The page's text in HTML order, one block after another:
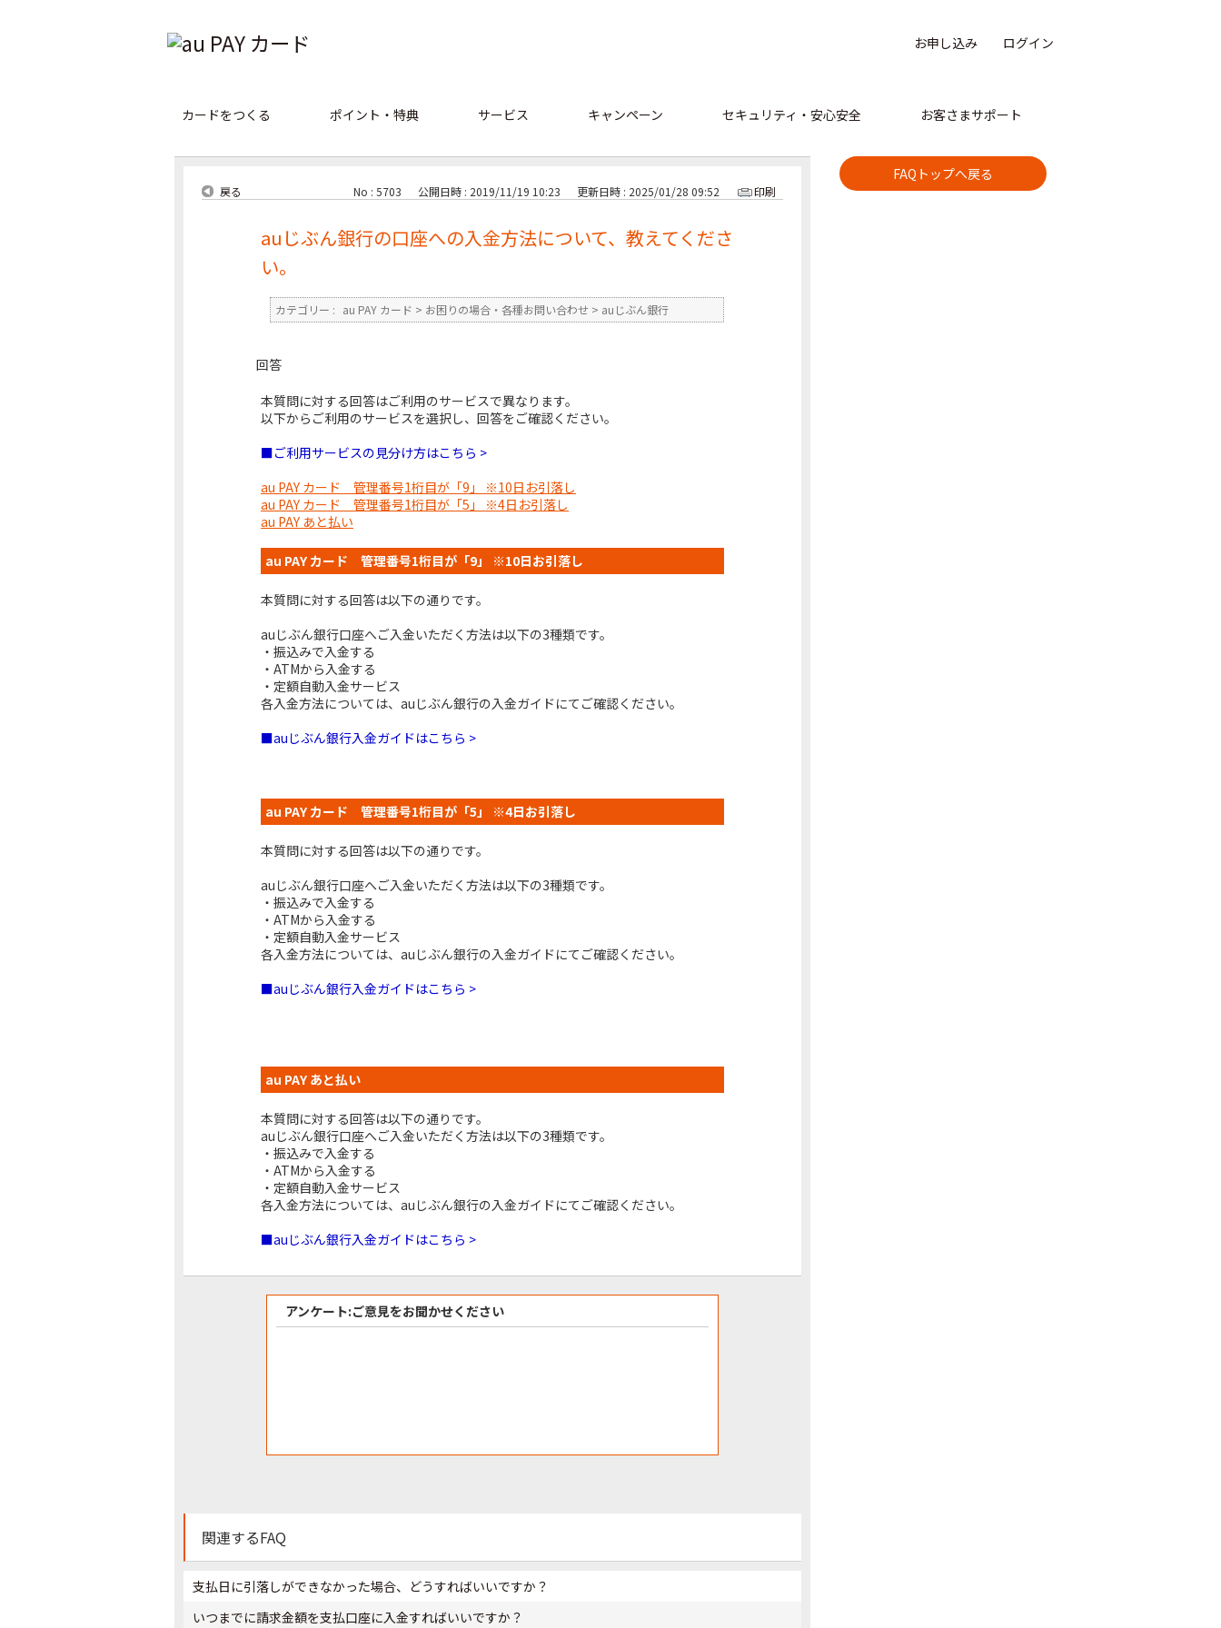
お申し込み ログイン
カードをつくる ポイント・特典 サービス キャンペーン セキュリティ・安心安全 お客さまサポート
FAQトップへ戻る
戻る No : 5703 公開日時 : 2019/11/19 10:23 更新日時 : 2025/01/28 09:52 印刷
auじぶん銀行の口座への入金方法について、教えてくださ
い。
カテゴリー : au PAY カード > お困りの場合・各種お問い合わせ > auじぶん銀行
回答
本質問に対する回答はご利用のサービスで異なります。
以下からご利用のサービスを選択し、回答をご確認ください。
■ご利用サービスの見分け方はこちら >
au PAY カード 管理番号1桁目が「9」 ※10日お引落し
au PAY カード 管理番号1桁目が「5」 ※4日お引落し
au PAY あと払い
au PAY カード 管理番号1桁目が「9」 ※10日お引落し
本質問に対する回答は以下の通りです。
auじぶん銀行口座へご入金いただく方法は以下の3種類です。
・振込みで入金する
・ATMから入金する
・定額自動入金サービス
各入金方法については、auじぶん銀行の入金ガイドにてご確認ください。
■auじぶん銀行入金ガイドはこちら >
au PAY カード 管理番号1桁目が「5」 ※4日お引落し
本質問に対する回答は以下の通りです。
auじぶん銀行口座へご入金いただく方法は以下の3種類です。
・振込みで入金する
・ATMから入金する
・定額自動入金サービス
各入金方法については、auじぶん銀行の入金ガイドにてご確認ください。
■auじぶん銀行入金ガイドはこちら >
au PAY あと払い
本質問に対する回答は以下の通りです。
auじぶん銀行口座へご入金いただく方法は以下の3種類です。
・振込みで入金する
・ATMから入金する
・定額自動入金サービス
各入金方法については、auじぶん銀行の入金ガイドにてご確認ください。
■auじぶん銀行入金ガイドはこちら >
アンケート:ご意見をお聞かせください
関連するFAQ
支払日に引落しができなかった場合、どうすればいいですか？
いつまでに請求金額を支払口座に入金すればいいですか？